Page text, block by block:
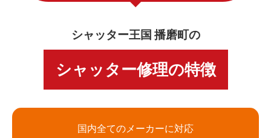
シャッター王国 播磨町の
シャッター修理の特徴
国内全てのメーカーに対応